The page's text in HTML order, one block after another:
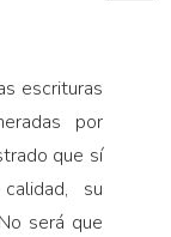
escrituras
por
que sí
su
será que